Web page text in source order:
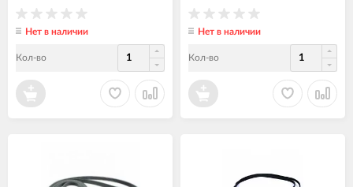
Нет в наличии
Кол-во
Нет в наличии
Кол-во